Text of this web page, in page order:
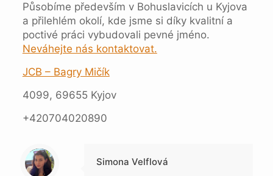
Působíme především v Bohuslavicích u Kyjova
a přilehlém okolí, kde jsme si díky kvalitní a
poctivé práci vybudovali pevné jméno.
Neváhejte nás kontaktovat.
JCB – Bagry Mičík
4099, 69655 Kyjov
+420704020890
Warning
: Trying to access array offset on null in
/data/1/4/149a9a91-3acc-4306-8eec-62104a76cbc2/skica.online/web/wp-content/themes/betheme-child/includes/content-single.php
on line
286
Simona Velflová